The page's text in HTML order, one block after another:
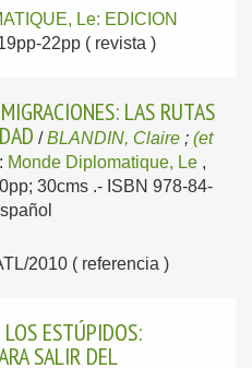
Le: EDICION
22pp ( revista )
LAS RUTAS
/BLANDIN, Claire ; (et
Monde Diplomatique, Le ,
30cms .- ISBN 978-84-
2010 ( referencia )
ESTÚPIDOS:
SALIR DEL